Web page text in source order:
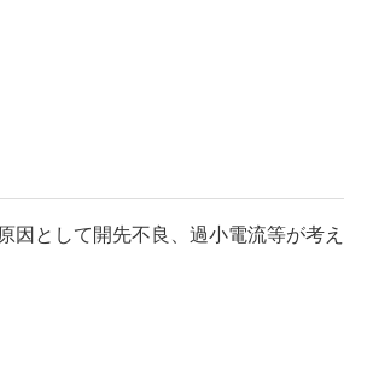
因として開先不良、過小電流等が考え